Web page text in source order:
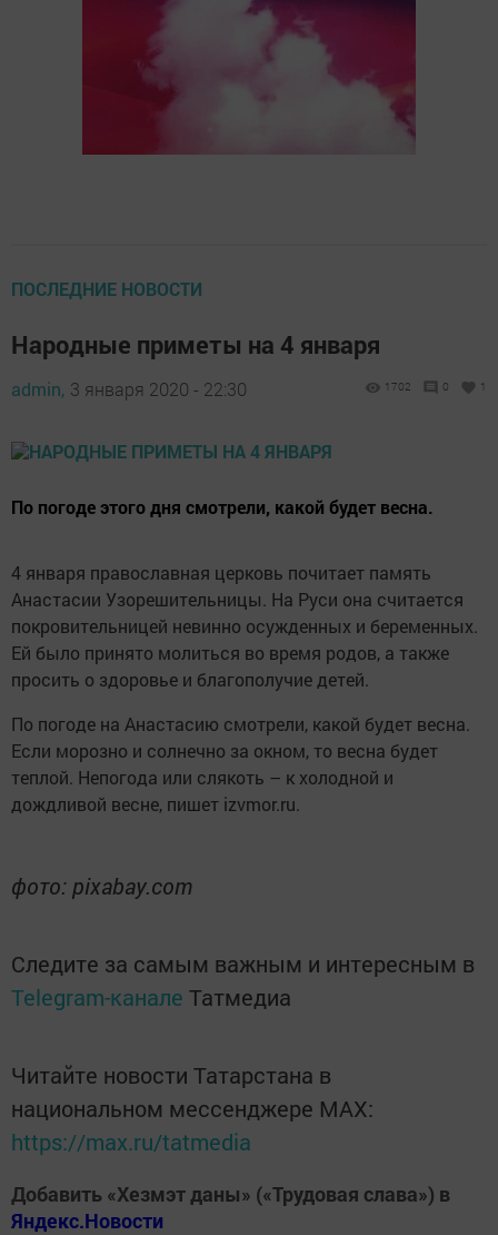
ПОСЛЕДНИЕ НОВОСТИ
Народные приметы на 4 января
admin, 3 января 2020 - 22:30 1702 0 1
По погоде этого дня смотрели, какой будет весна.
4 января православная церковь почитает память
Анастасии Узорешительницы. На Руси она считается
покровительницей невинно осужденных и беременных.
Ей было принято молиться во время родов, а также
просить о здоровье и благополучие детей.
По погоде на Анастасию смотрели, какой будет весна.
Если морозно и солнечно за окном, то весна будет
теплой. Непогода или слякоть – к холодной и
дождливой весне, пишет izvmor.ru.
фото: pixabay.com
Следите за самым важным и интересным в
Telegram-канале Татмедиа
Читайте новости Татарстана в
национальном мессенджере MАХ:
https://max.ru/tatmedia
Добавить «Хезмэт даны» («Трудовая слава») в
Яндекс.Новости